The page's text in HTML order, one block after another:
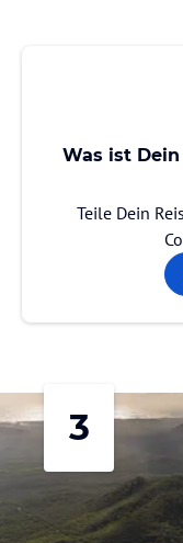
Was ist
Teile Dein
3